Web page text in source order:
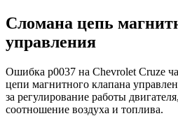
Сломана цепь
управления
Ошибка р0037 на Chevrolet Cruze
цепи магнитного клапана
за регулирование работы
соотношение воздуха и топлива.